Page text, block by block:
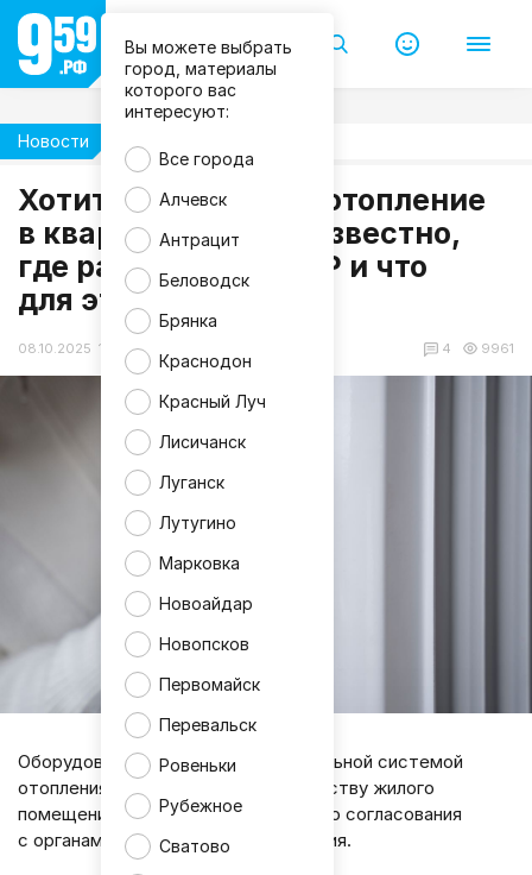
Вы можете выбрать
город, материалы
которого вас
интересуют:
Все города
Алчевск
Антрацит
Беловодск
Брянка
Краснодон
Красный Луч
Лисичанск
Луганск
Лутугино
Марковка
Новоайдар
Новопсков
Первомайск
Перевальск
Ровеньки
Рубежное
Сватово
Новости
Хотите автономное отопление
в квартире? Стало известно,
где разрешено в ЛНР и что
для этого нужно
08.10.2025 16:44 4 9961
f
r
e
e
p
k
Оборудование квартиры индивидуальной системой
отопления относится к переустройству жилого
помещения и требует обязательного согласования
с органами местного самоуправления.